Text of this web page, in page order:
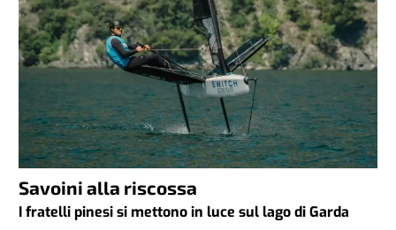
Savoini alla riscossa
I fratelli pinesi si mettono in luce sul lago di Garda